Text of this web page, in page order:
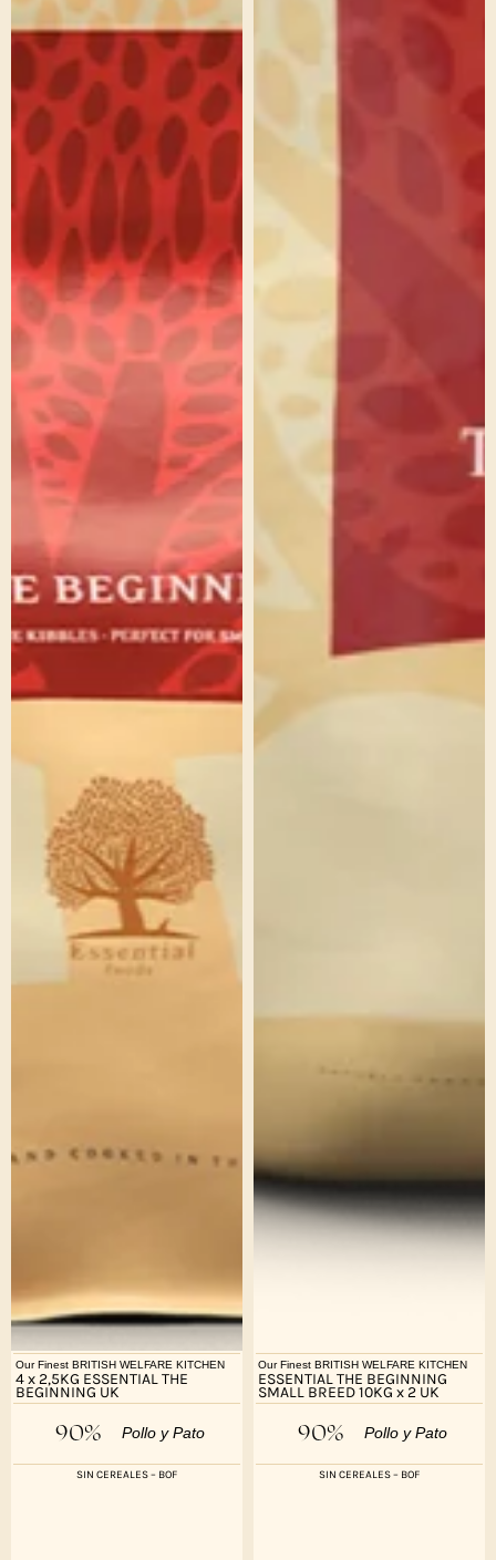
Our Finest BRITISH WELFARE KITCHEN
4 x 2,5KG ESSENTIAL THE
BEGINNING UK
90% Pollo y Pato
SIN CEREALES – BOF
Our Finest BRITISH WELFARE KITCHEN
ESSENTIAL THE BEGINNING
SMALL BREED 10KG x 2 UK
90% Pollo y Pato
SIN CEREALES – BOF